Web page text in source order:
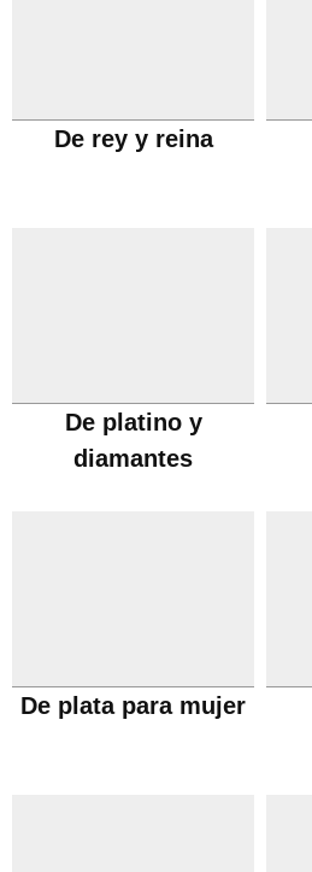
De rey y reina
De platino y
diamantes
De plata para mujer